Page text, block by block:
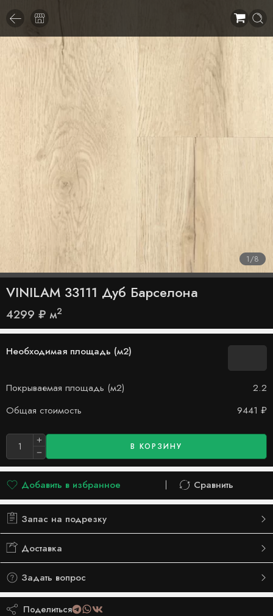
1/8
VINILAM 33111 Дуб Барселона
4299 ₽ м2
Необходимая площадь (м2)
Покрываемая площадь (м2)
2.2
Общая стоимость
9441 ₽
В КОРЗИНУ
Добавить в избранное
Добавлено в список желаний
Сравнить
Сравнить
Запас на подрезку
Доставка
Задать вопрос
Поделиться